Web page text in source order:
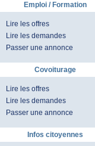
Emploi / Formation
Lire les offres
Lire les demandes
Passer une annonce
Covoiturage
Lire les offres
Lire les demandes
Passer une annonce
Infos citoyennes